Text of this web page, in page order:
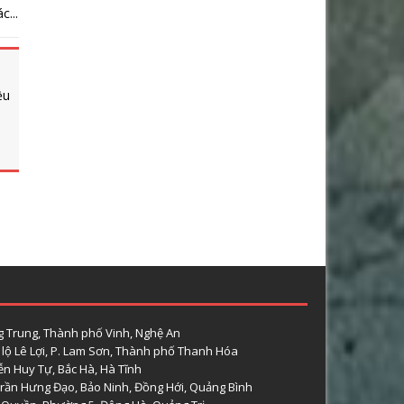
Thành phố Vinh, Nghệ An
Lê Lợi, P. Lam Sơn, Thành phố Thanh Hóa
Huy Tự, Bắc Hà, Hà Tĩnh
Hưng Đạo, Bảo Ninh, Đồng Hới, Quảng Bình